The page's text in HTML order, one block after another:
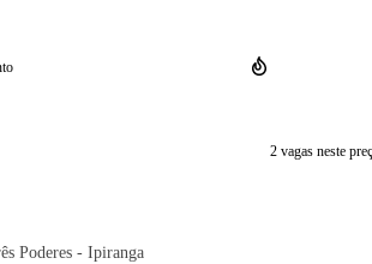
2 vagas neste
Poderes - Ipiranga